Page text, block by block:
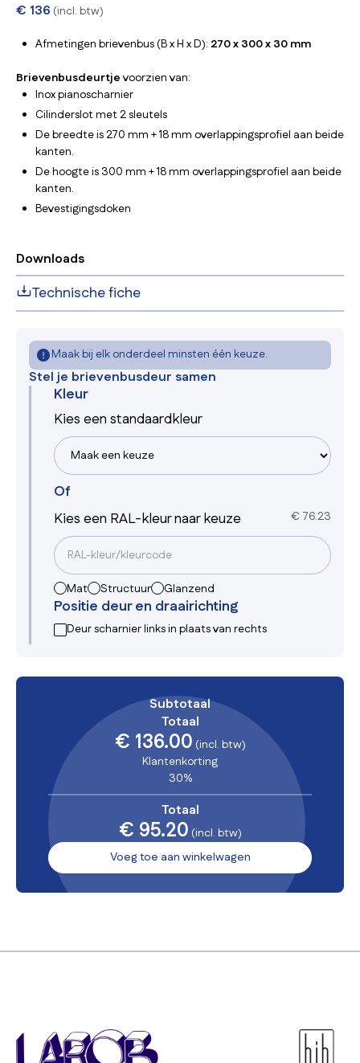
€ 136 (incl. btw)
Afmetingen brievenbus (B x H x D): 270 x 300 x 30 mm
Brievenbusdeurtjevoorzien van:
Inox pianoscharnier
Cilinderslot met 2 sleutels
De breedte is 270 mm + 18 mm overlappingsprofiel aan beide
kanten.
De hoogte is 300 mm + 18 mm overlappingsprofiel aan beide
kanten.
Bevestigingsdoken
Downloads
Technische fiche
Maak bij elk onderdeel minsten één keuze.
Stel je brievenbusdeur samen
Kleur
Kies een standaardkleur
Of
Kies een RAL-kleur naar keuze
€ 76.23
Mat Structuur Glanzend
Positie deur en draairichting
Deur scharnier links in plaats van rechts
Subtotaal
Totaal
€ 136.00 (incl. btw)
Klantenkorting
30%
Totaal
€ 95.20 (incl. btw)
Voeg toe aan winkelwagen